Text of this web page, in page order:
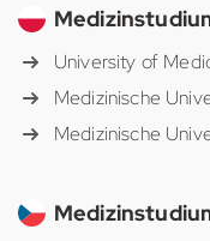
University of
Medizinische
Medizinische